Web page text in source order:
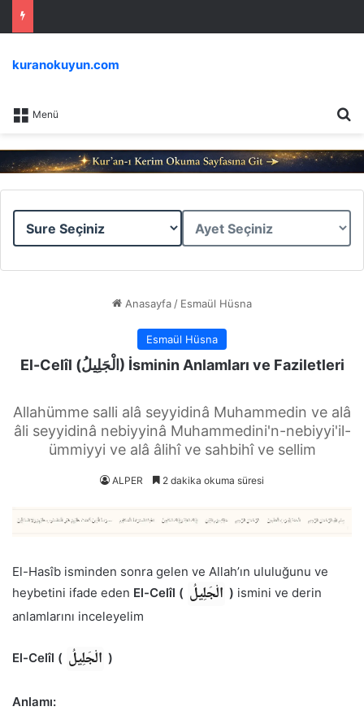
Menü
kuranokuyun.com
Sure
Ayet
Anasayfa / Esmaül Hüsna
Esmaül Hüsna
El-Celîl (الْجَلِيلُ) İsminin Anlamları ve Faziletleri
Allahümme salli alâ seyyidinâ Muhammedin ve alâ
âli seyyidinâ nebiyyinâ Muhammedini'n-nebiyyi'il-
ümmiyyi ve alâ âlihî ve sahbihî ve sellim
ALPER 2 dakika okuma süresi
El-Hasîb isminden sonra gelen ve Allah’ın ululuğunu ve
heybetini ifade eden El-Celîl ( الْجَلِيلُ ) ismini ve derin
anlamlarını inceleyelim
El-Celîl ( الْجَلِيلُ )
Anlamı: